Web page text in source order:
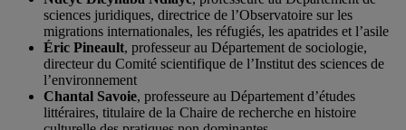
sciences juridiques, directrice de l’Observatoire sur les
migrations internationales, les réfugiés, les apatrides et l’asile
Éric Pineault, professeur au Département de sociologie,
directeur du Comité scientifique de l’Institut des sciences de
l’environnement
Chantal Savoie, professeure au Département d’études
littéraires, titulaire de la Chaire de recherche en histoire